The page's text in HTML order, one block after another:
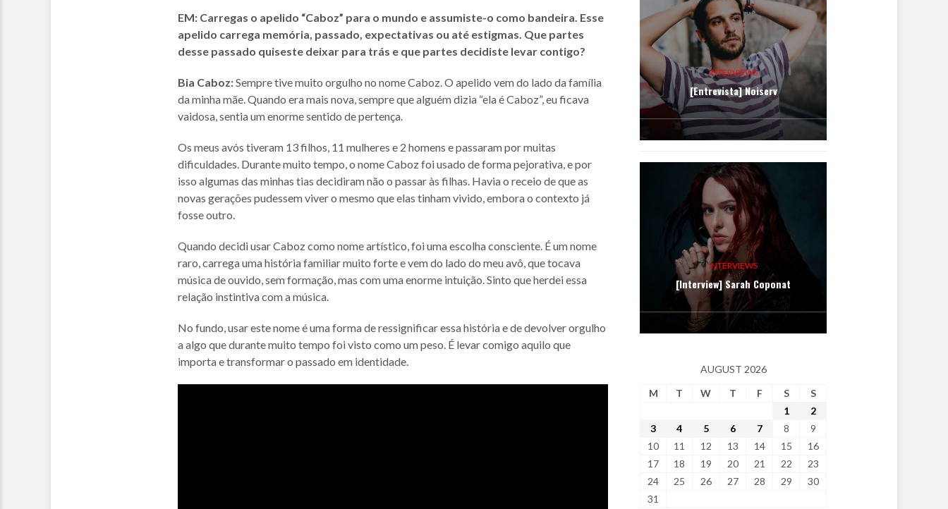
EM: Carregas o apelido “Caboz” para o mundo e assumiste-o como bandeira. Esse
apelido carrega memória, passado, expectativas ou até estigmas. Que partes
desse passado quiseste deixar para trás e que partes decidiste levar contigo?
Bia Caboz:Sempre tive muito orgulho no nome Caboz. O apelido vem do lado da família
da minha mãe. Quando era mais nova, sempre que alguém dizia “ela é Caboz”, eu ficava
vaidosa, sentia um enorme sentido de pertença.
Os meus avós tiveram 13 filhos, 11 mulheres e 2 homens e passaram por muitas
dificuldades. Durante muito tempo, o nome Caboz foi usado de forma pejorativa, e por
isso algumas das minhas tias decidiram não o passar às filhas. Havia o receio de que as
novas gerações pudessem viver o mesmo que elas tinham vivido, embora o contexto já
fosse outro.
Quando decidi usar Caboz como nome artístico, foi uma escolha consciente. É um nome
raro, carrega uma história familiar muito forte e vem do lado do meu avô, que tocava
música de ouvido, sem formação, mas com uma enorme intuição. Sinto que herdei essa
relação instintiva com a música.
No fundo, usar este nome é uma forma de ressignificar essa história e de devolver orgulho
a algo que durante muito tempo foi visto como um peso. É levar comigo aquilo que
importa e transformar o passado em identidade.
INTERVIEWS
[Entrevista] Noiserv
INTERVIEWS
[Interview] Sarah Coponat
AUGUST 2026
M
T W T F S
S
1
2
3
4 5 6 7 8
9
10
11 12 13 14 15
16
17
18 19 20 21 22
23
24
25 26 27 28 29
30
31